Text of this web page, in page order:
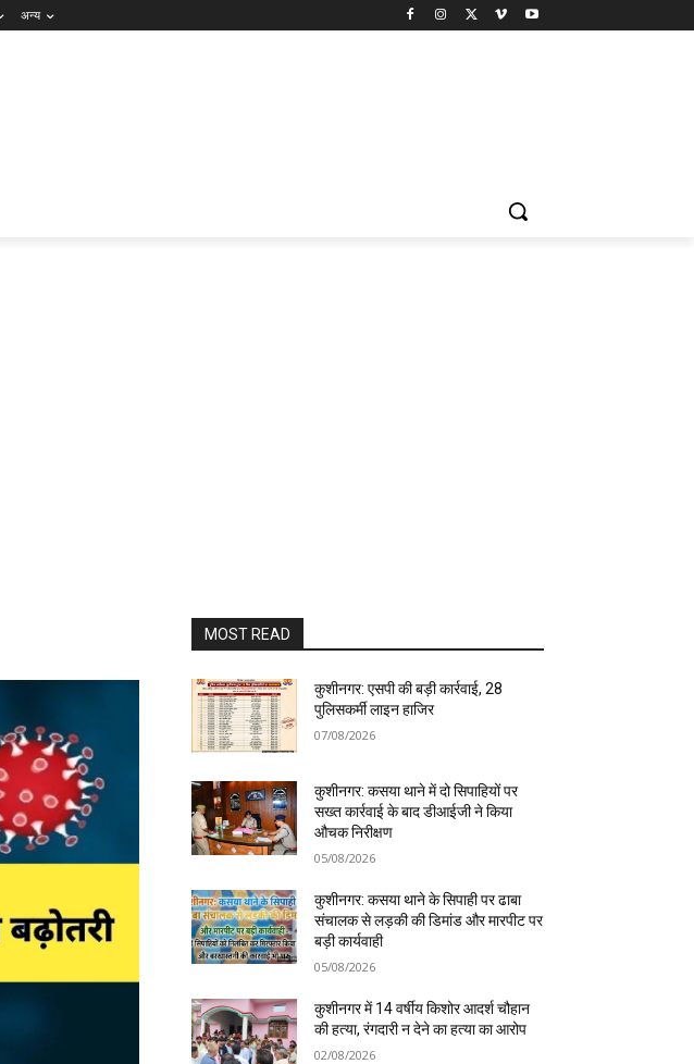
अन्य
MOST READ
कुशीनगर: एसपी की बड़ी कार्रवाई, 28
पुलिसकर्मी लाइन हाजिर
07/08/2026
कुशीनगर: कसया थाने में दो सिपाहियों पर
सख्त कार्रवाई के बाद डीआईजी ने किया
औचक निरीक्षण
05/08/2026
कुशीनगर: कसया थाने के सिपाही पर ढाबा
संचालक से लड़की की डिमांड और मारपीट पर
बड़ी कार्यवाही
05/08/2026
कुशीनगर में 14 वर्षीय किशोर आदर्श चौहान
की हत्या, रंगदारी न देने का हत्या का आरोप
02/08/2026